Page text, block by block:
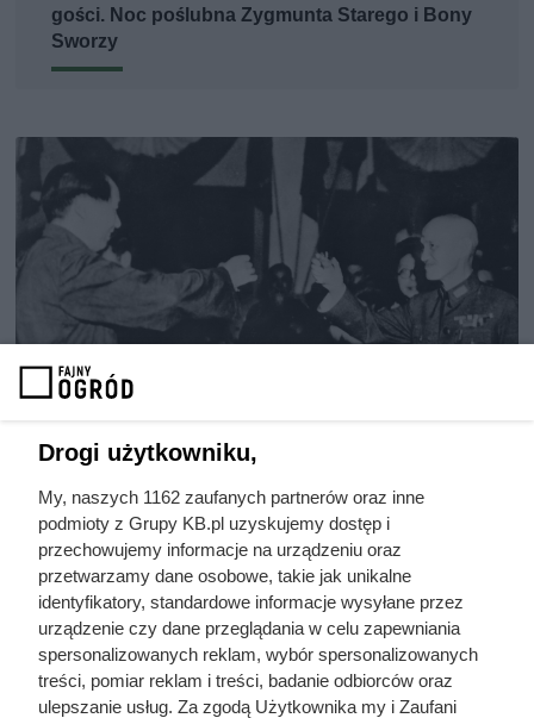
gości. Noc poślubna Zygmunta Starego i Bony
Sworzy
Doprowadził do śmierci większej
liczby ludzi niż Hitler i Stalin
razem wzięci. Mimo to czczą go
jako bohatera
Drogi użytkowniku,
My, naszych 1162 zaufanych partnerów oraz inne
podmioty z Grupy KB.pl uzyskujemy dostęp i
przechowujemy informacje na urządzeniu oraz
przetwarzamy dane osobowe, takie jak unikalne
identyfikatory, standardowe informacje wysyłane przez
urządzenie czy dane przeglądania w celu zapewniania
spersonalizowanych reklam, wybór spersonalizowanych
treści, pomiar reklam i treści, badanie odbiorców oraz
ulepszanie usług. Za zgodą Użytkownika my i Zaufani